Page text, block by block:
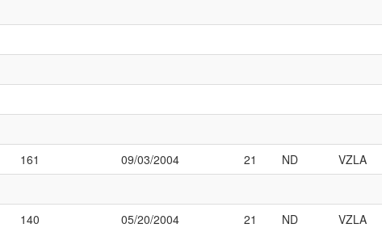
161 09/03/2004 21 ND VZLA
140 05/20/2004 21 ND VZLA